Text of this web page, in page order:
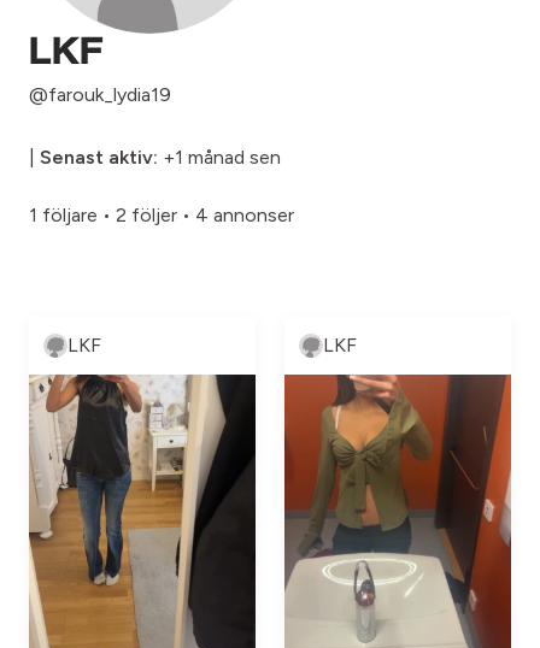
LKF
@farouk_lydia19
Senast aktiv: +1 månad sen
1 följare • 2 följer • 4 annonser
LKF LKF